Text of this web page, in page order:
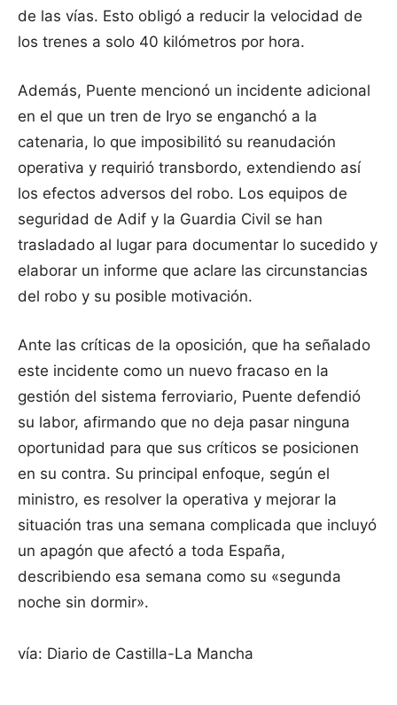
de las vías. Esto obligó a reducir la velocidad de
los trenes a solo 40 kilómetros por hora.
Además, Puente mencionó un incidente adicional
en el que un tren de Iryo se enganchó a la
catenaria, lo que imposibilitó su reanudación
operativa y requirió transbordo, extendiendo así
los efectos adversos del robo. Los equipos de
seguridad de Adif y la Guardia Civil se han
trasladado al lugar para documentar lo sucedido y
elaborar un informe que aclare las circunstancias
del robo y su posible motivación.
Ante las críticas de la oposición, que ha señalado
este incidente como un nuevo fracaso en la
gestión del sistema ferroviario, Puente defendió
su labor, afirmando que no deja pasar ninguna
oportunidad para que sus críticos se posicionen
en su contra. Su principal enfoque, según el
ministro, es resolver la operativa y mejorar la
situación tras una semana complicada que incluyó
un apagón que afectó a toda España,
describiendo esa semana como su «segunda
noche sin dormir».
vía: Diario de Castilla-La Mancha